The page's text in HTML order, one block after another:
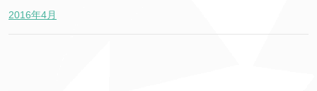
2016年4月